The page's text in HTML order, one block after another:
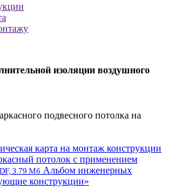
изоляции воздушного
подвесного потолка на
карта на монтаж конструкции
потолок с применением
3.79 Мб Альбом инженерных
конструкции»